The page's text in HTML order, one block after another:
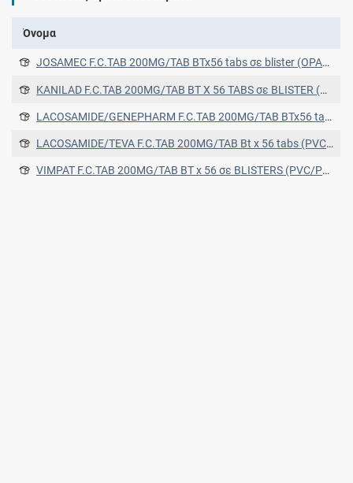
Όνομα
JOSAMEC F.C.TAB 200MG/TAB BTx56 tabs σε blister (OPA/AL/PVC)
KANILAD F.C.TAB 200MG/TAB BT X 56 TABS σε BLISTER (PVC/PVDC-ALU)
LACOSAMIDE/GENEPHARM F.C.TAB 200MG/TAB BTx56 tabs σε blister (PVC/PVDC-ALU)
LACOSAMIDE/TEVA F.C.TAB 200MG/TAB Bt x 56 tabs (PVC/PVDC-ALU blisters)
VIMPAT F.C.TAB 200MG/TAB ΒΤ x 56 σε BLISTERS (PVC/PVDC/ALU) (PVC/PVDC/ALU)